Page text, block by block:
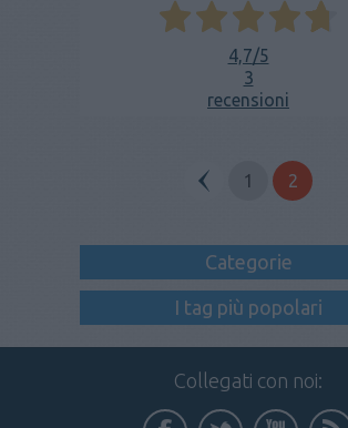
4,7/5
3
recensioni
1 2
Categorie
I tag più popolari
Collegati con noi: